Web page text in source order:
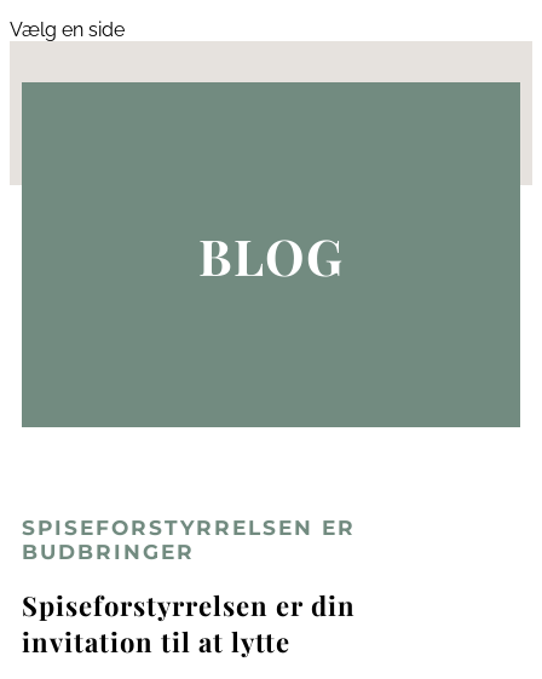
Vælg en side
BLOG
SPISEFORSTYRRELSEN ER
BUDBRINGER
Spiseforstyrrelsen er din
invitation til at lytte